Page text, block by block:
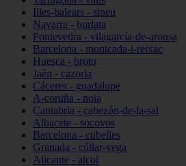
Illes-balears - sineu
Navarra - burlata
Pontevedra - vilagarcía-de-arousa
Barcelona - montcada-i-reixac
Huesca - broto
Jaén - cazorla
Cáceres - guadalupe
A-coruña - noia
Cantabria - cabezón-de-la-sal
Albacete - socovos
Barcelona - cubelles
Granada - cúllar-vega
Alicante - alcoi